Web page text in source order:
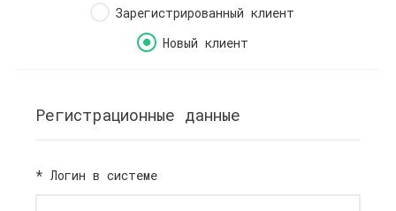
Зарегистрированный клиент
Новый клиент
Регистрационные данные
* Логин в системе